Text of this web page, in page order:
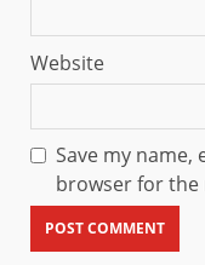
Website
Save my name,
browser for the